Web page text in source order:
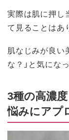
実際は肌に押し
て見ることはあ
肌なじみが良い
な？」と気にな
3種の高濃
悩みにアプ